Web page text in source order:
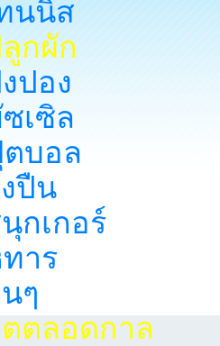
นนิส
กผัก
ปอง
เซิล
บอล
ปืน
กเกอร์
าร
ๆ
ตลอดกาล